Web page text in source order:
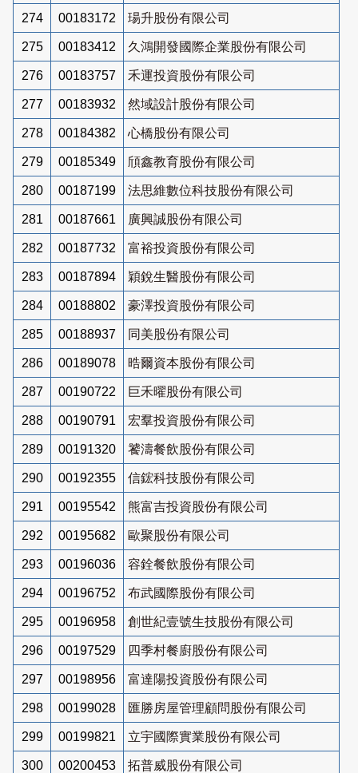
274 00183172 瑒升股份有限公司
275 00183412 久鴻開發國際企業股份有限公司
276 00183757 禾運投資股份有限公司
277 00183932 然域設計股份有限公司
278 00184382 心橋股份有限公司
279 00185349 頎鑫教育股份有限公司
280 00187199 法思維數位科技股份有限公司
281 00187661 廣興誠股份有限公司
282 00187732 富裕投資股份有限公司
283 00187894 穎銳生醫股份有限公司
284 00188802 豪澤投資股份有限公司
285 00188937 同美股份有限公司
286 00189078 晧爾資本股份有限公司
287 00190722 巨禾曜股份有限公司
288 00190791 宏羣投資股份有限公司
289 00191320 饕濤餐飲股份有限公司
290 00192355 信鋐科技股份有限公司
291 00195542 熊富吉投資股份有限公司
292 00195682 歐聚股份有限公司
293 00196036 容銓餐飲股份有限公司
294 00196752 布武國際股份有限公司
295 00196958 創世紀壹號生技股份有限公司
296 00197529 四季村餐廚股份有限公司
297 00198956 富達陽投資股份有限公司
298 00199028 匯勝房屋管理顧問股份有限公司
299 00199821 立宇國際實業股份有限公司
300 00200453
拓普威股份有限公司